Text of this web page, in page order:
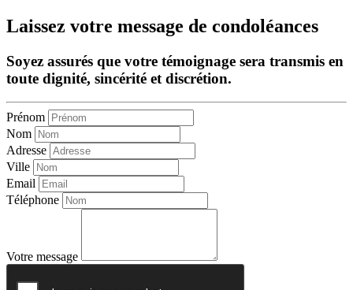
Laissez votre message de condoléances
Soyez assurés que votre témoignage sera transmis en
toute dignité, sincérité et discrétion.
Prénom
Nom
Adresse
Ville
Email
Téléphone
Votre message